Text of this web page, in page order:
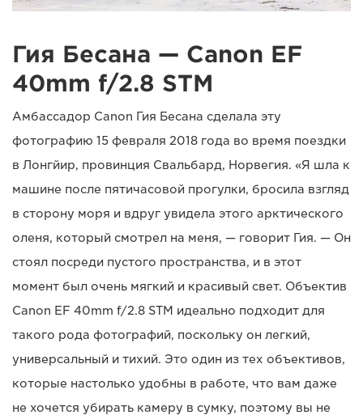
Гия Бесана — Canon EF
40mm f/2.8 STM
Амбассадор Canon Гия Бесана сделала эту
фотографию 15 февраля 2018 года во время поездки
в Лонгйир, провинция Свальбард, Норвегия. «Я шла к
машине после пятичасовой прогулки, бросила взгляд
в сторону моря и вдруг увидела этого арктического
оленя, который смотрел на меня, — говорит Гия. — Он
стоял посреди пустого пространства, и в этот
момент был очень мягкий и красивый свет. Объектив
Canon EF 40mm f/2.8 STM идеально подходит для
такого рода фотографий, поскольку он легкий,
универсальный и тихий. Это один из тех объективов,
которые настолько удобны в работе, что вам даже
не хочется убирать камеру в сумку, поэтому вы не